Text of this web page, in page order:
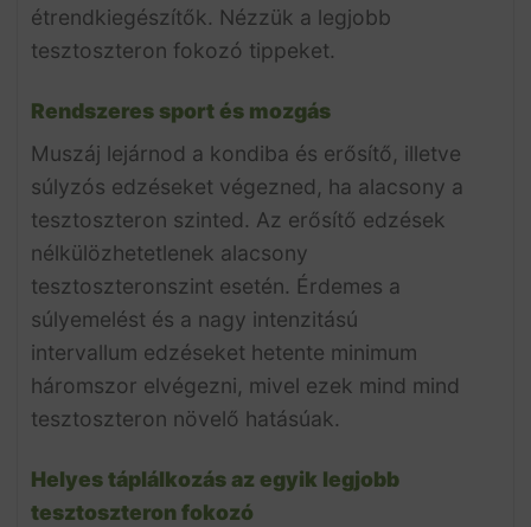
étrendkiegészítők. Nézzük a legjobb
tesztoszteron fokozó tippeket.
Rendszeres sport és mozgás
Muszáj lejárnod a kondiba és erősítő, illetve
súlyzós edzéseket végezned, ha alacsony a
tesztoszteron szinted. Az erősítő edzések
nélkülözhetetlenek alacsony
tesztoszteronszint esetén. Érdemes a
súlyemelést és a nagy intenzitású
intervallum edzéseket hetente minimum
háromszor elvégezni, mivel ezek mind mind
tesztoszteron növelő hatásúak.
Helyes táplálkozás az egyik legjobb
tesztoszteron fokozó